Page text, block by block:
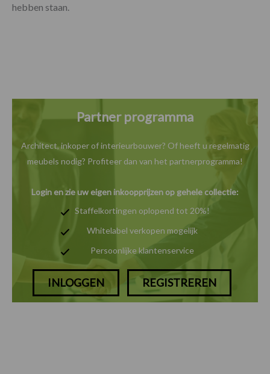
hebben staan.
Partner programma
Architect, inkoper of interieurbouwer? Of heeft u regelmatig
meubels nodig? Profiteer dan van het partnerprogramma!
Login en zie uw eigen inkoopprijzen op gehele collectie:
Staffelkortingen oplopend tot 20%!
Whitelabel verkopen mogelijk
Persoonlijke klantenservice
INLOGGEN REGISTREREN